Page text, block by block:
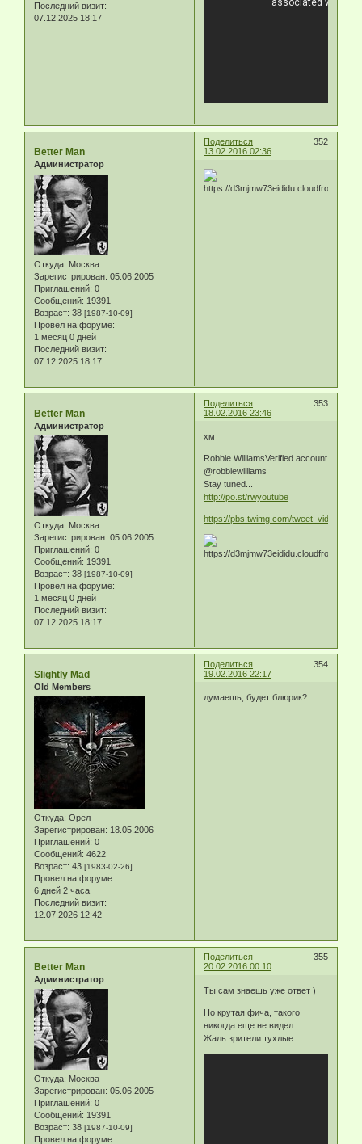
Последний визит:
07.12.2025 18:17
Поделиться
352
13.02.2016 02:36
Better Man
Администратор
Откуда: Москва
Зарегистрирован: 05.06.2005
Приглашений: 0
Сообщений: 19391
Возраст: 38 [1987-10-09]
Провел на форуме:
1 месяц 0 дней
Последний визит:
07.12.2025 18:17
Поделиться
353
18.02.2016 23:46
Better Man
Администратор
Откуда: Москва
Зарегистрирован: 05.06.2005
Приглашений: 0
Сообщений: 19391
Возраст: 38 [1987-10-09]
Провел на форуме:
1 месяц 0 дней
Последний визит:
07.12.2025 18:17
хм
Robbie WilliamsVerified account
@robbiewilliams
Stay tuned...
http://po.st/rwyoutube
https://pbs.twimg.com/tweet_video/
Поделиться
354
19.02.2016 22:17
Slightly Mad
Old Members
Откуда: Орел
Зарегистрирован: 18.05.2006
Приглашений: 0
Сообщений: 4622
Возраст: 43 [1983-02-26]
Провел на форуме:
6 дней 2 часа
Последний визит:
12.07.2026 12:42
думаешь, будет блюрик?
Поделиться
355
20.02.2016 00:10
Better Man
Администратор
Откуда: Москва
Зарегистрирован: 05.06.2005
Приглашений: 0
Сообщений: 19391
Возраст: 38 [1987-10-09]
Провел на форуме:
Ты сам знаешь уже ответ )
Но крутая фича, такого
никогда еще не видел.
Жаль зрители тухлые